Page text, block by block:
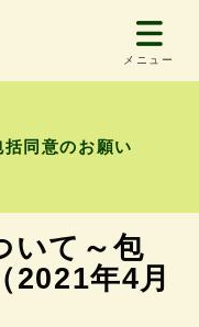
メニュー
同意のお願い
いて～包
2021年4月